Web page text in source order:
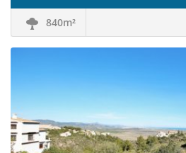
840m²